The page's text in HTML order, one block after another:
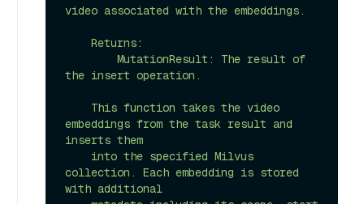
video associated with the embeddings.
the insert operation.
embeddings from the task result and
inserts them
collection. Each embedding is stored
with additional